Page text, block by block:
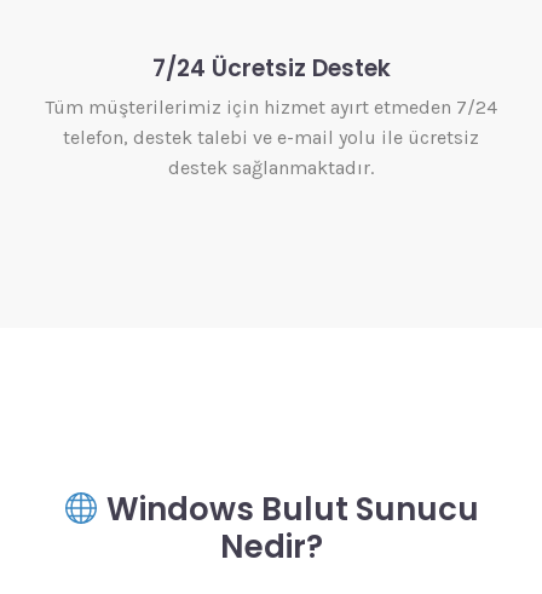
7/24 Ücretsiz Destek
Tüm müşterilerimiz için hizmet ayırt etmeden 7/24
telefon, destek talebi ve e-mail yolu ile ücretsiz
destek sağlanmaktadır.
Windows Bulut Sunucu
Nedir?